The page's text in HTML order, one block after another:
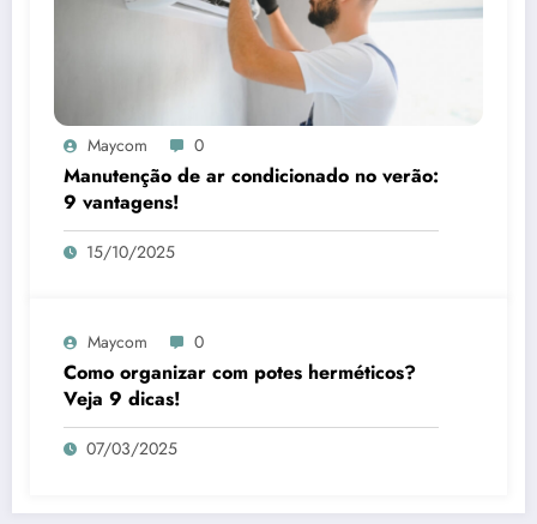
Maycom 0
Manutenção de ar condicionado no verão:
9 vantagens!
15/10/2025
Maycom 0
Como organizar com potes herméticos?
Veja 9 dicas!
07/03/2025